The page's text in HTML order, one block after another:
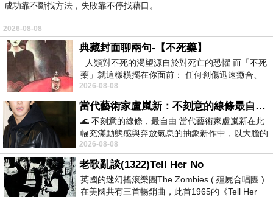
成功靠不斷找方法，失敗靠不停找藉口。
2026-08-08
典藏封面聊兩句-【不死藥】
人類對不死的渴望源自於對死亡的恐懼 而「不死
藥」就這樣橫擺在你面前： 任何創傷迅速癒合、
停止衰老、痛覺消失…堪
2026-08-08
當代藝術家盧嵐新：不刻意的線條最自由，讓色彩流動、筆觸自己說話
🌊 不刻意的線條，最自由 當代藝術家盧嵐新在此
幅充滿動態感與奔放氣息的抽象新作中，以大膽的
藍色顏料在白色畫布上揮灑、壓印與流淌
2026-08-08
老歌亂談(1322)Tell Her No
英國的迷幻搖滾樂團The Zombies ( 殭屍合唱團 )
在美國共有三首暢銷曲，此首1965的《Tell Her